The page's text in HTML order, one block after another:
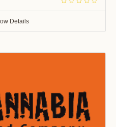
Details